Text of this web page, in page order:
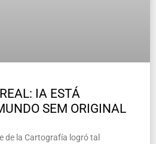
IA ESTÁ
SEM ORIGINAL
de la Cartografía logró tal